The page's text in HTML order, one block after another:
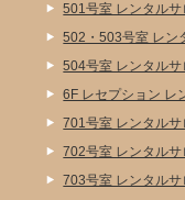
501号室 レンタルサ
502・503号室 レン
504号室 レンタルサ
6F レセプション レ
701号室 レンタルサ
702号室 レンタルサ
703号室 レンタルサ